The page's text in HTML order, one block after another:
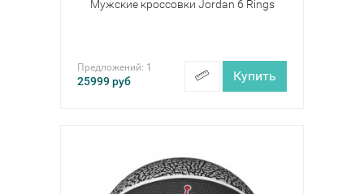
Мужские кроссовки Jordan 6 Rings
Предложений: 1
25999руб Купить